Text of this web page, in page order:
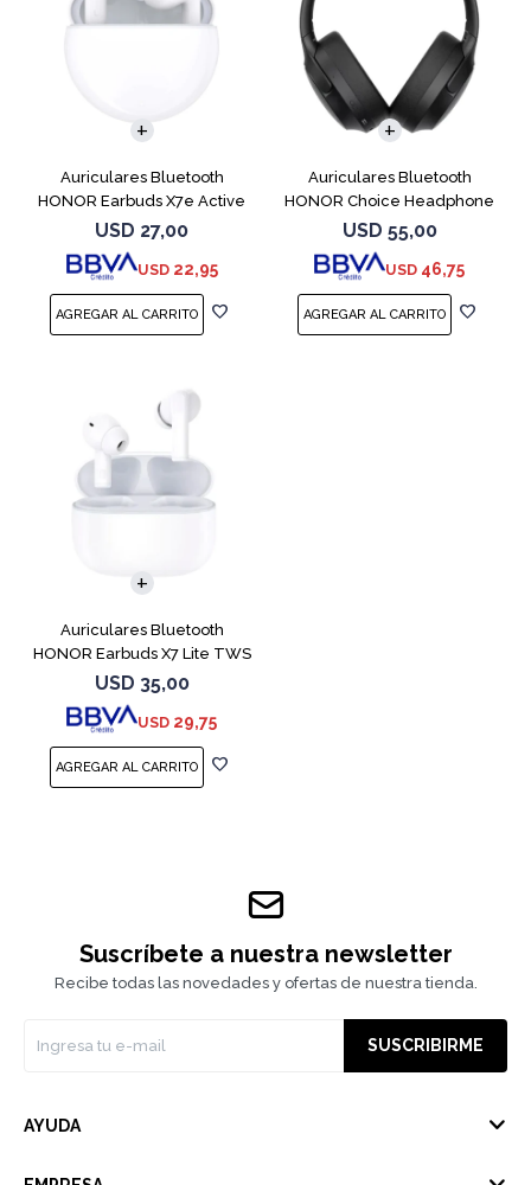
Auriculares Bluetooth
HONOR Earbuds X7e Active
TWS White
USD 27,00
USD 22,95
Auriculares Bluetooth
HONOR Choice Headphone
Black
USD 55,00
USD 46,75
Auriculares Bluetooth
HONOR Earbuds X7 Lite TWS
White
USD 35,00
USD 29,75
Suscríbete a nuestra newsletter
Recibe todas las novedades y ofertas de nuestra tienda.
SUSCRIBIRME
AYUDA